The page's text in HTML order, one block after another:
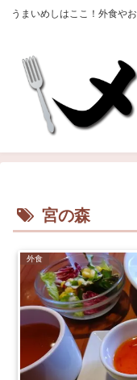
うまいめしはここ！外食や
宮の森
外食